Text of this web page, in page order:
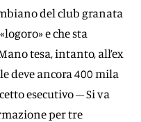
del club granata
e che sta
tesa, intanto, all’ex
deve ancora 400 mila
esecutivo – Si va
per tre